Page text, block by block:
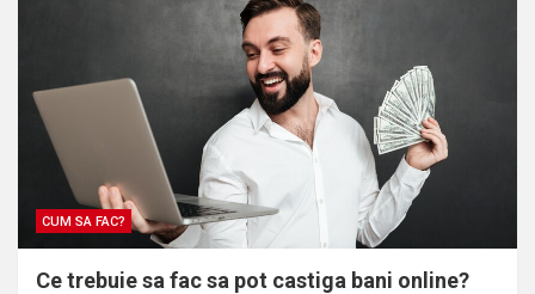
CUM SA FAC?
Ce trebuie sa fac sa pot castiga bani online?